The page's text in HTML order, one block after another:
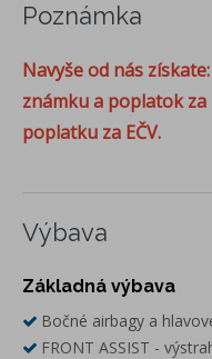
Poznámka
Navyše od nás
známku a poplatok
poplatku za EČV.
Výbava
Základná výbava
Bočné airbagy a
FRONT ASSIST -